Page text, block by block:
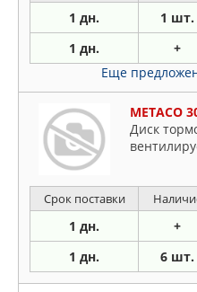
1 дн. 1 шт.
1 дн. +
Еще
METACO
Диск
Срок поставки
1 дн. +
1 дн. 6 шт.